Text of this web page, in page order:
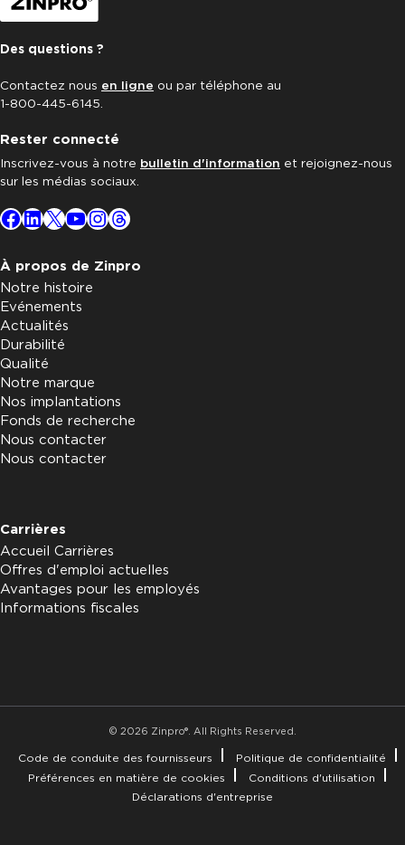
Des questions ?
Contactez nous en ligne ou par téléphone au
1-800-445-6145.
Rester connecté
Inscrivez-vous à notre bulletin d'information et rejoignez-nous
sur les médias sociaux.
Facebook
LinkedIn
X YouTube
Instagram
Threads
À propos de Zinpro
Notre histoire
Evénements
Actualités
Durabilité
Qualité
Notre marque
Nos implantations
Fonds de recherche
Nous contacter
Nous contacter
Carrières
Accueil Carrières
Offres d'emploi actuelles
Avantages pour les employés
Informations fiscales
© 2026 Zinpro®. All Rights Reserved.
Code de conduite des fournisseurs
Politique de confidentialité
Préférences en matière de cookies
Conditions d'utilisation
Déclarations d'entreprise